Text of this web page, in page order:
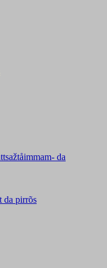
da
da pirrõs